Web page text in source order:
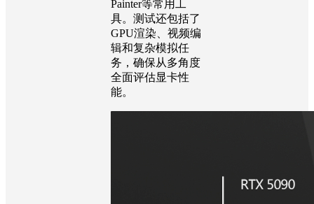
Painter等常用工
具。测试还包括了
GPU渲染、视频编
辑和复杂模拟任
务，确保从多角度
全面评估显卡性
能。